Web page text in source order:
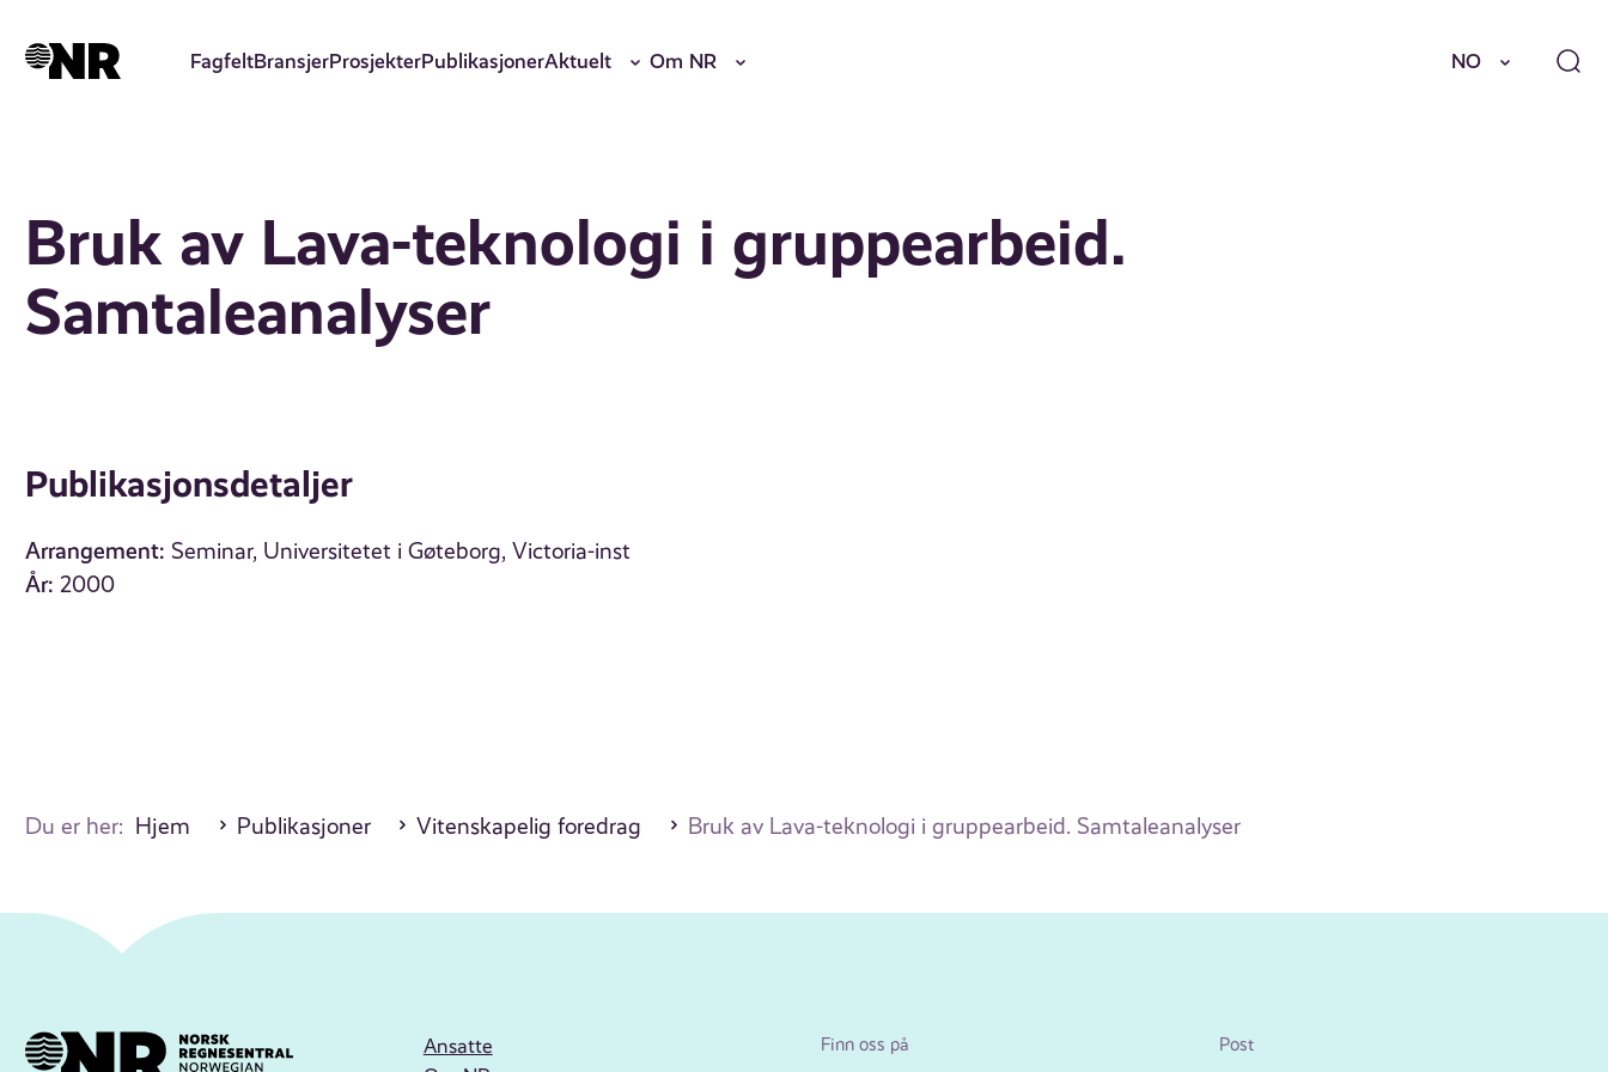
hovedinnhold
FagfeltBransjerProsjekterPublikasjonerAktuelt Om NR NO
Bruk av Lava-teknologi i gruppearbeid.
Samtaleanalyser
Publikasjonsdetaljer
Arrangement: Seminar, Universitetet i Gøteborg, Victoria-inst
År: 2000
Du er her: Hjem Publikasjoner Vitenskapelig foredrag Bruk av Lava-teknologi i gruppearbeid. Samtaleanalyser
Ansatte
Finn oss på Post